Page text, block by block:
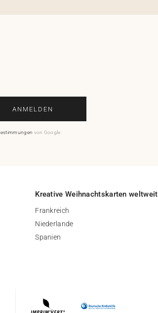
ANMELDEN
von Google.
Kreative Weihnachtskarten weltweit
Frankreich
Niederlande
Spanien